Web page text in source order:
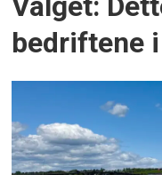
bedriftene